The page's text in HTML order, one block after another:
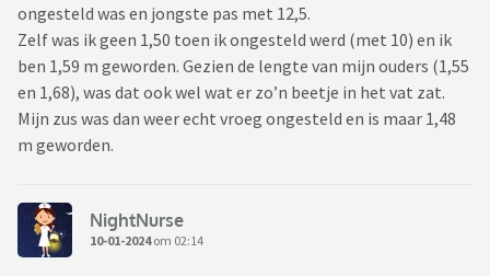
ongesteld was en jongste pas met 12,5.
Zelf was ik geen 1,50 toen ik ongesteld werd (met 10) en ik
ben 1,59 m geworden. Gezien de lengte van mijn ouders (1,55
en 1,68), was dat ook wel wat er zo’n beetje in het vat zat.
Mijn zus was dan weer echt vroeg ongesteld en is maar 1,48
m geworden.
NightNurse
10-01-2024om 02:14